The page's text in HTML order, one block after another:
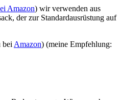
Amazon) wir verwenden aus
der zur Standardausrüstung auf
bei Amazon) (meine Empfehlung: